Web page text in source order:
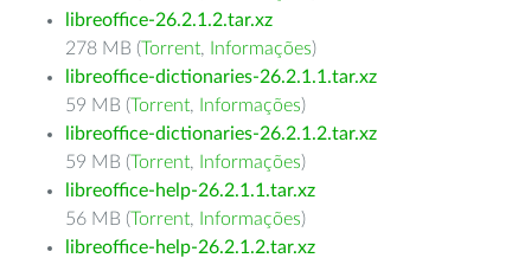
libreoffice-26.2.1.2.tar.xz
278 MB (Torrent, Informações)
libreoffice-dictionaries-26.2.1.1.tar.xz
59 MB (Torrent, Informações)
libreoffice-dictionaries-26.2.1.2.tar.xz
59 MB (Torrent, Informações)
libreoffice-help-26.2.1.1.tar.xz
56 MB (Torrent, Informações)
libreoffice-help-26.2.1.2.tar.xz